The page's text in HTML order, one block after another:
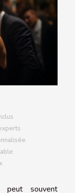
peut souvent